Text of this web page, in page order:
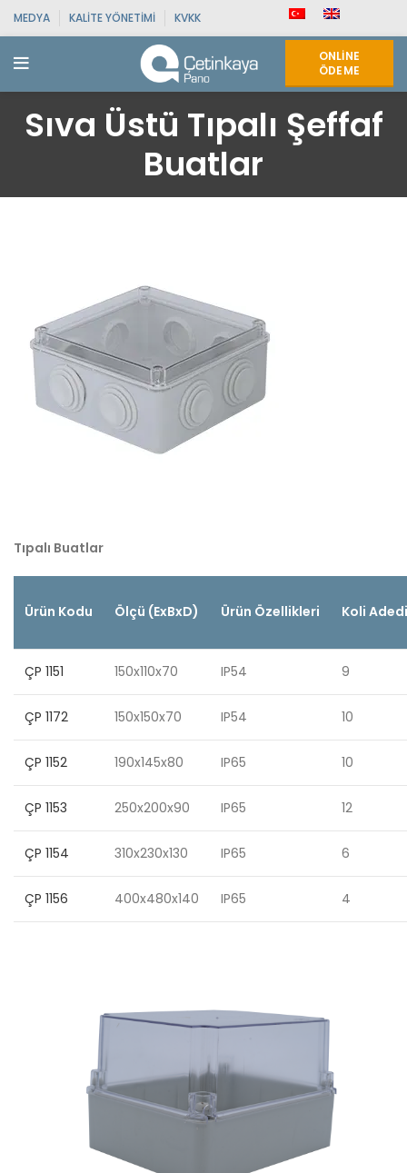
MEDYA KALITE YÖNETIMI KVKK
ONLINE
ÖDEME
Sıva Üstü Tıpalı Şeffaf
Buatlar
Tıpalı Buatlar
Ürün Kodu Ölçü (ExBxD) Ürün Özellikleri Koli Adedi
ÇP 1151 150x110x70 IP54 9
ÇP 1172 150x150x70 IP54 10
ÇP 1152 190x145x80 IP65 10
ÇP 1153 250x200x90 IP65 12
ÇP 1154 310x230x130 IP65 6
ÇP 1156 400x480x140 IP65 4